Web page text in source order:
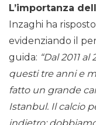
L’importanza
Inzaghi ha
evidenziando il
guida: “Dal 2011
questi tre anni e
fatto un grande
Istanbul. Il calcio